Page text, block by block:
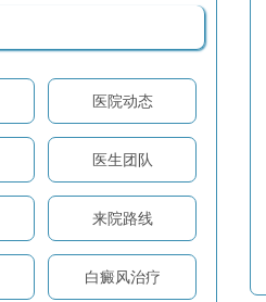
医院动态
医生团队
来院路线
白癜风治疗